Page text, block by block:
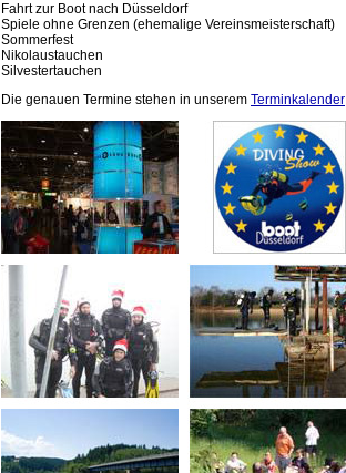
Fahrt zur Boot nach Düsseldorf
Spiele ohne Grenzen (ehemalige Vereinsmeisterschaft)
Sommerfest
Nikolaustauchen
Silvestertauchen
Die genauen Termine stehen in unserem Terminkalender